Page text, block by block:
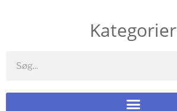
Kategorier